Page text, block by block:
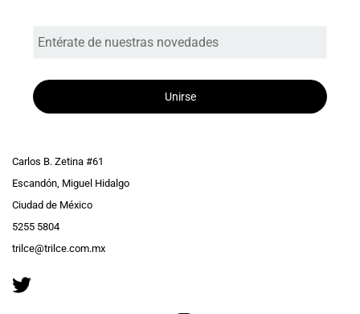
Unirse
Carlos B. Zetina #61
Escandón, Miguel Hidalgo
Ciudad de México
5255 5804
trilce@trilce.com.mx